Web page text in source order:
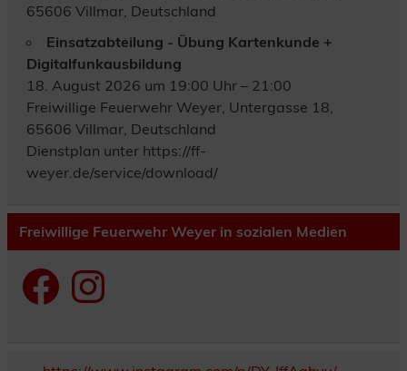
65606 Villmar, Deutschland
Einsatzabteilung - Übung Kartenkunde +
Digitalfunkausbildung
18. August 2026 um 19:00 Uhr – 21:00
Freiwillige Feuerwehr Weyer, Untergasse 18,
65606 Villmar, Deutschland
Dienstplan unter https://ff-
weyer.de/service/download/
Freiwillige Feuerwehr Weyer in sozialen Medien
FacebookInstagram